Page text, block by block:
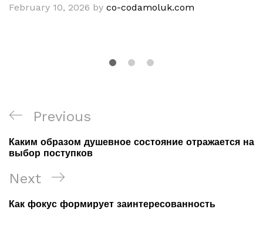
February 10, 2026 by co-codamoluk.com
Post
navigation
Previous
Post
Previous
Каким образом душевное состояние отражается на
выбор поступков
Next
Post
Next
Как фокус формирует заинтересованность